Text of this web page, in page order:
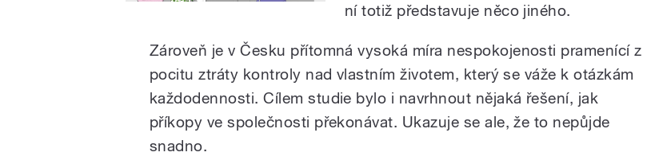
ní totiž představuje něco jiného.
Zároveň je v Česku přítomná vysoká míra nespokojenosti pramenící z
pocitu ztráty kontroly nad vlastním životem, který se váže k otázkám
každodennosti. Cílem studie bylo i navrhnout nějaká řešení, jak
příkopy ve společnosti překonávat. Ukazuje se ale, že to nepůjde
snadno.